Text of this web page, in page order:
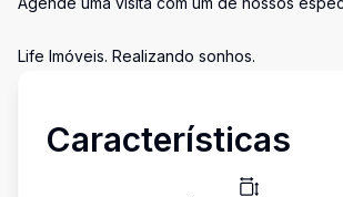
Life Imóveis. Realizando sonhos.
Características